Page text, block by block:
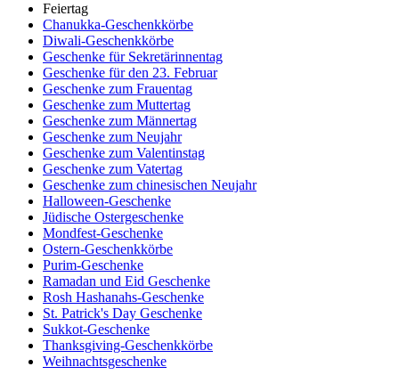
Feiertag
Chanukka-Geschenkkörbe
Diwali-Geschenkkörbe
Geschenke für Sekretärinnentag
Geschenke für den 23. Februar
Geschenke zum Frauentag
Geschenke zum Muttertag
Geschenke zum Männertag
Geschenke zum Neujahr
Geschenke zum Valentinstag
Geschenke zum Vatertag
Geschenke zum chinesischen Neujahr
Halloween-Geschenke
Jüdische Ostergeschenke
Mondfest-Geschenke
Ostern-Geschenkkörbe
Purim-Geschenke
Ramadan und Eid Geschenke
Rosh Hashanahs-Geschenke
St. Patrick's Day Geschenke
Sukkot-Geschenke
Thanksgiving-Geschenkkörbe
Weihnachtsgeschenke